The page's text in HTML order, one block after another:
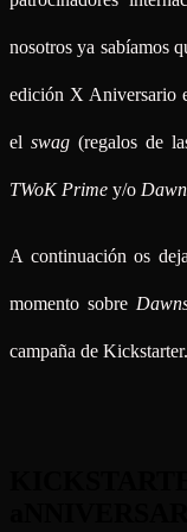
nosotros ya sabíamos
edición X Aniversario
el swag(regalos de
TWoK Prime y/o
A continuación os
momento sobre
campaña de Kickstarter.